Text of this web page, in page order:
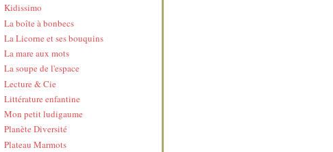
Kidissimo
La boîte à bonbecs
La Licorne et ses bouquins
La mare aux mots
La soupe de l'espace
Lecture & Cie
Littérature enfantine
Mon petit ludigaume
Planète Diversité
Plateau Marmots